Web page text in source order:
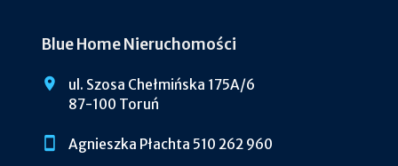
Blue Home Nieruchomości
ul. Szosa Chełmińska 175A/6
87-100 Toruń
Agnieszka Płachta 510 262 960